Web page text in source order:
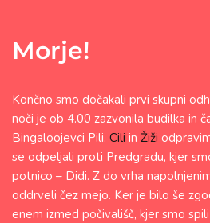
Morje!
Končno smo dočakali prvi skupni
noči je ob 4.00 zazvonila budilka in
Bingaloojevci Pili, Cili in Žiži
se odpeljali proti Predgradu, kjer
potnico – Didi. Z do vrha
oddrveli čez mejo. Ker je bilo še
enem izmed počivališč, kjer smo